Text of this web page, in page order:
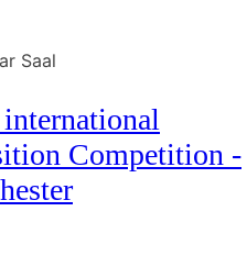
Saal
Competition -